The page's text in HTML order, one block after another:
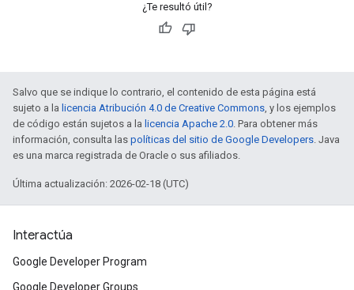
¿Te resultó útil?
Salvo que se indique lo contrario, el contenido de esta página está
sujeto a la licencia Atribución 4.0 de Creative Commons, y los ejemplos
de código están sujetos a la licencia Apache 2.0. Para obtener más
información, consulta las políticas del sitio de Google Developers. Java
es una marca registrada de Oracle o sus afiliados.
Última actualización: 2026-02-18 (UTC)
Interactúa
Google Developer Program
Google Developer Groups